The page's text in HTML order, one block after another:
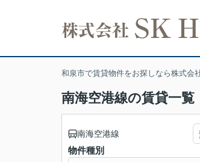
和泉市で賃貸物件をお探しなら株式会
南海空港線の賃貸一覧
南海空港線
物件種別